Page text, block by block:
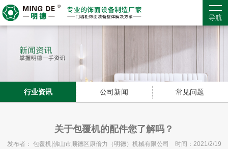
导航
行业资讯 公司新闻 常见问题
关于包覆机的配件您了解吗？
发布者： 包覆机|佛山市顺德区康倍力（明德）机械有限公司 时间：2021/2/19